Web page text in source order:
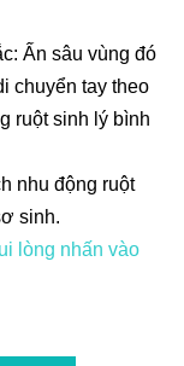
Ấn sâu vùng đó
chuyển tay theo
ruột sinh lý bình
nhu động ruột
sinh.
lòng nhấn vào